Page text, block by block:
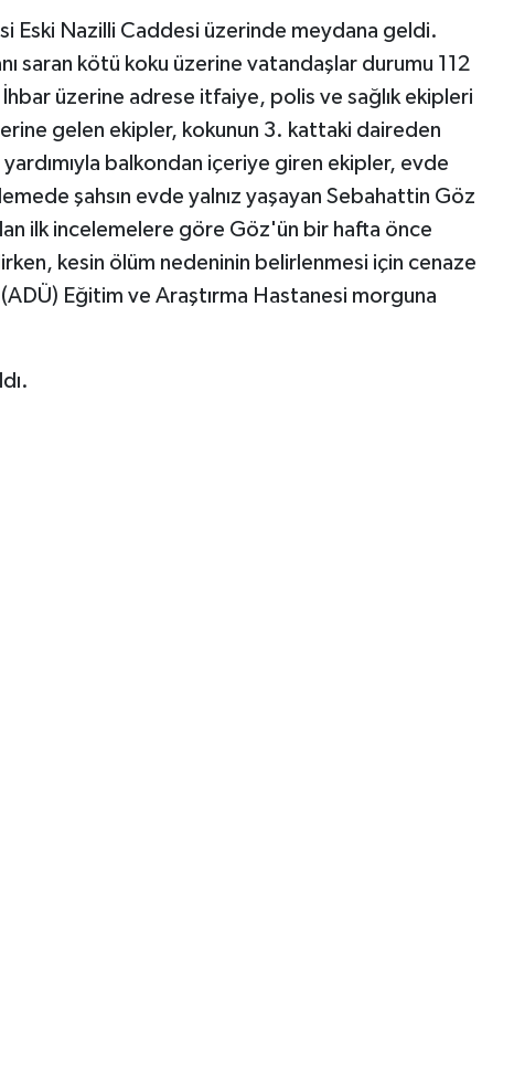
Eski Nazilli Caddesi üzerinde meydana geldi.
saran kötü koku üzerine vatandaşlar durumu 112
üzerine adrese itfaiye, polis ve sağlık ekipleri
gelen ekipler, kokunun 3. kattaki daireden
balkondan içeriye giren ekipler, evde
şahsın evde yalnız yaşayan Sebahattin Göz
ilk incelemelere göre Göz'ün bir hafta önce
kesin ölüm nedeninin belirlenmesi için cenaze
Eğitim ve Araştırma Hastanesi morguna